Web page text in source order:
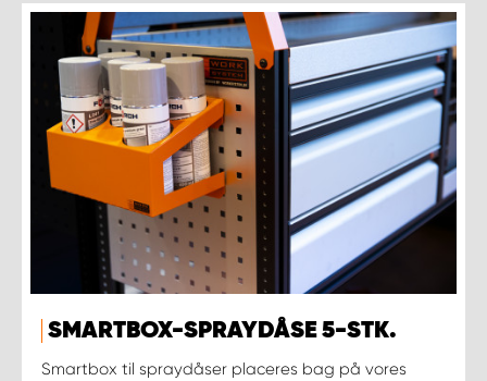
SMARTBOX-SPRAYDÅSE 5-STK.
Smartbox til spraydåser placeres bag på vores